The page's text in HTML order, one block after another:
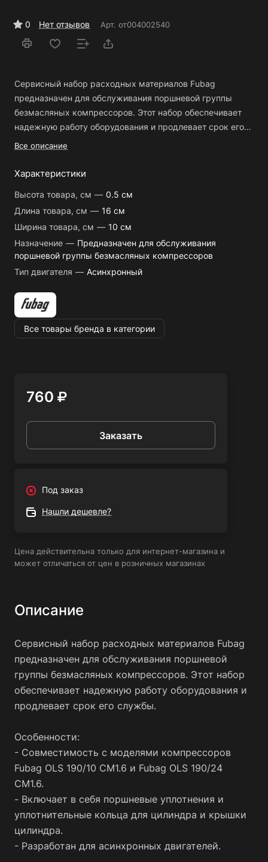
0 Нет отзывов Арт. от004002540
Сервисный набор расходных материалов Fubag
предназначен для обслуживания поршневой группы
безмасляных компрессоров. Этот набор обеспечивает
надежную работу оборудования и продлевает срок его
службы.
Особенности:
190/10 CM1.6 и Fubag OLS 190/24 CM1.6.
- Включает в себя поршневые уплотнения и
уплотнительные кольца для цилиндра и крышки
цилиндра.
- Разработан для асинхронных двигателей.
компрессоров, обеспечивая их бесперебойную работу.
Это способствует повышению удобства эксплуатации и
снижению времени на техническое обслуживание.
Все описание
Характеристики
Высота товара, см — 0.5 см
Длина товара, см — 16 см
Ширина товара, см — 10 см
Назначение — Предназначен для обслуживания
поршневой группы безмасляных компрессоров
Тип двигателя — Асинхронный
Все товары бренда в категории
760
Заказать
Под заказ
Нашли дешевле?
Цена действительна только для интернет-магазина и
может отличаться от цен в розничных магазинах
Описание
Сервисный набор расходных материалов Fubag
предназначен для обслуживания поршневой
группы безмасляных компрессоров. Этот набор
обеспечивает надежную работу оборудования и
продлевает срок его службы.
Особенности:
- Совместимость с моделями компрессоров
Fubag OLS 190/10 CM1.6 и Fubag OLS 190/24
CM1.6.
- Включает в себя поршневые уплотнения и
уплотнительные кольца для цилиндра и крышки
цилиндра.
- Разработан для асинхронных двигателей.